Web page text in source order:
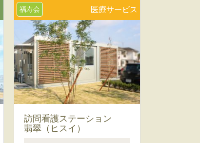
福寿会 医療サービス
訪問看護ステーション
翡翠（ヒスイ）